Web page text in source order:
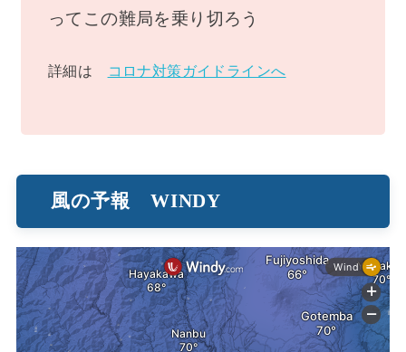
ってこの難局を乗り切ろう
詳細は コロナ対策ガイドラインへ
風の予報 WINDY